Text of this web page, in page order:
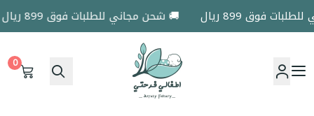
فوق 899 ريال 🚚 شحن مجاني للطلبات فوق 899 ريال
اطفالي فرحتي
0